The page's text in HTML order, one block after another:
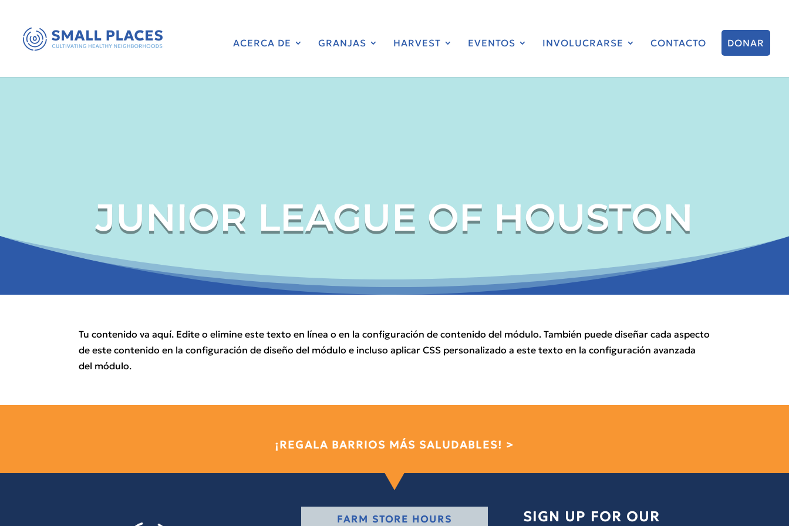
ACERCA DE GRANJAS HARVEST EVENTOS INVOLUCRARSE CONTACTO DONAR
JUNIOR LEAGUE OF HOUSTON
Tu contenido va aquí. Edite o elimine este texto en línea o en la configuración de contenido del módulo. También puede diseñar cada aspecto
de este contenido en la configuración de diseño del módulo e incluso aplicar CSS personalizado a este texto en la configuración avanzada
del módulo.
¡REGALA BARRIOS MÁS SALUDABLES! >
FARM STORE HOURS SIGN UP FOR OUR